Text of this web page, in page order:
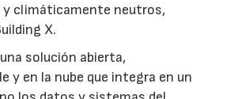
climáticamente neutros,
X.
solución abierta,
y en la nube que integra en un